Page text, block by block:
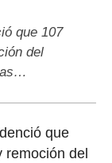
que 107
del
que
del